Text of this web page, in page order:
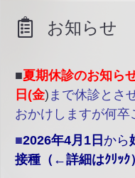
お知らせ
■夏期休診のお知ら
日(金) まで休診とさ
おかけしますが何卒
■2026年4月1日 から
接種（←詳細はｸﾘｯｸ）